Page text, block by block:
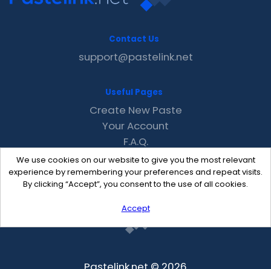
We use cookies on our website to give you the most relevant
experience by remembering your preferences and repeat visits.
By clicking “Accept”, you consent to the use of all cookies.
Accept
Contact Us
support@pastelink.net
Useful Pages
Create New Paste
Your Account
F.A.Q.
Recent
Contact